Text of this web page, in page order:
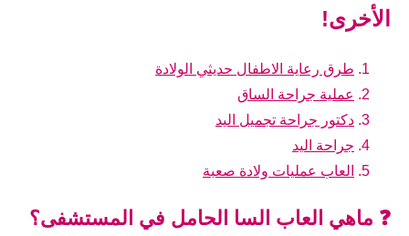
الأخرى!
طرق رعاية الاطفال حديثي الولادة
عملية جراحة الساق
دكتور جراحة تجميل اليد
جراحة اليد
العاب عمليات ولادة صعبة
❓ ماهي العاب السا الحامل في المستشفى؟